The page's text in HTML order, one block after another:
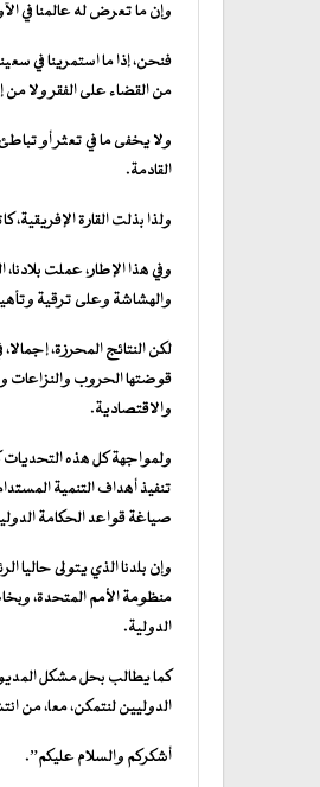
وإن ما تعرض له عالمنا في
فنحن، إذا ما استمرينا في
من القضاء على الفقر ولا من
ولا يخفى ما في تعثر أو
القادمة.
ولذا بذلت القارة الإفريقية، كاتحاد، وكدول،
وفي هذا الإطار، عملت
والهشاشة وعلى ترقية
لكن النتائج المحرزة،
قوضتها الحروب والنزاعات
والاقتصادية.
ولمواجهة كل هذه
تنفيذ أهداف التنمية
صياغة قواعد الحكامة
وإن بلدنا الذي يتولى حاليا
منظومة الأمم المتحدة،
الدولية.
كما يطالب بحل مشكل
الدوليين لنتمكن، معا، من
أشكركم والسلام عليكم”.